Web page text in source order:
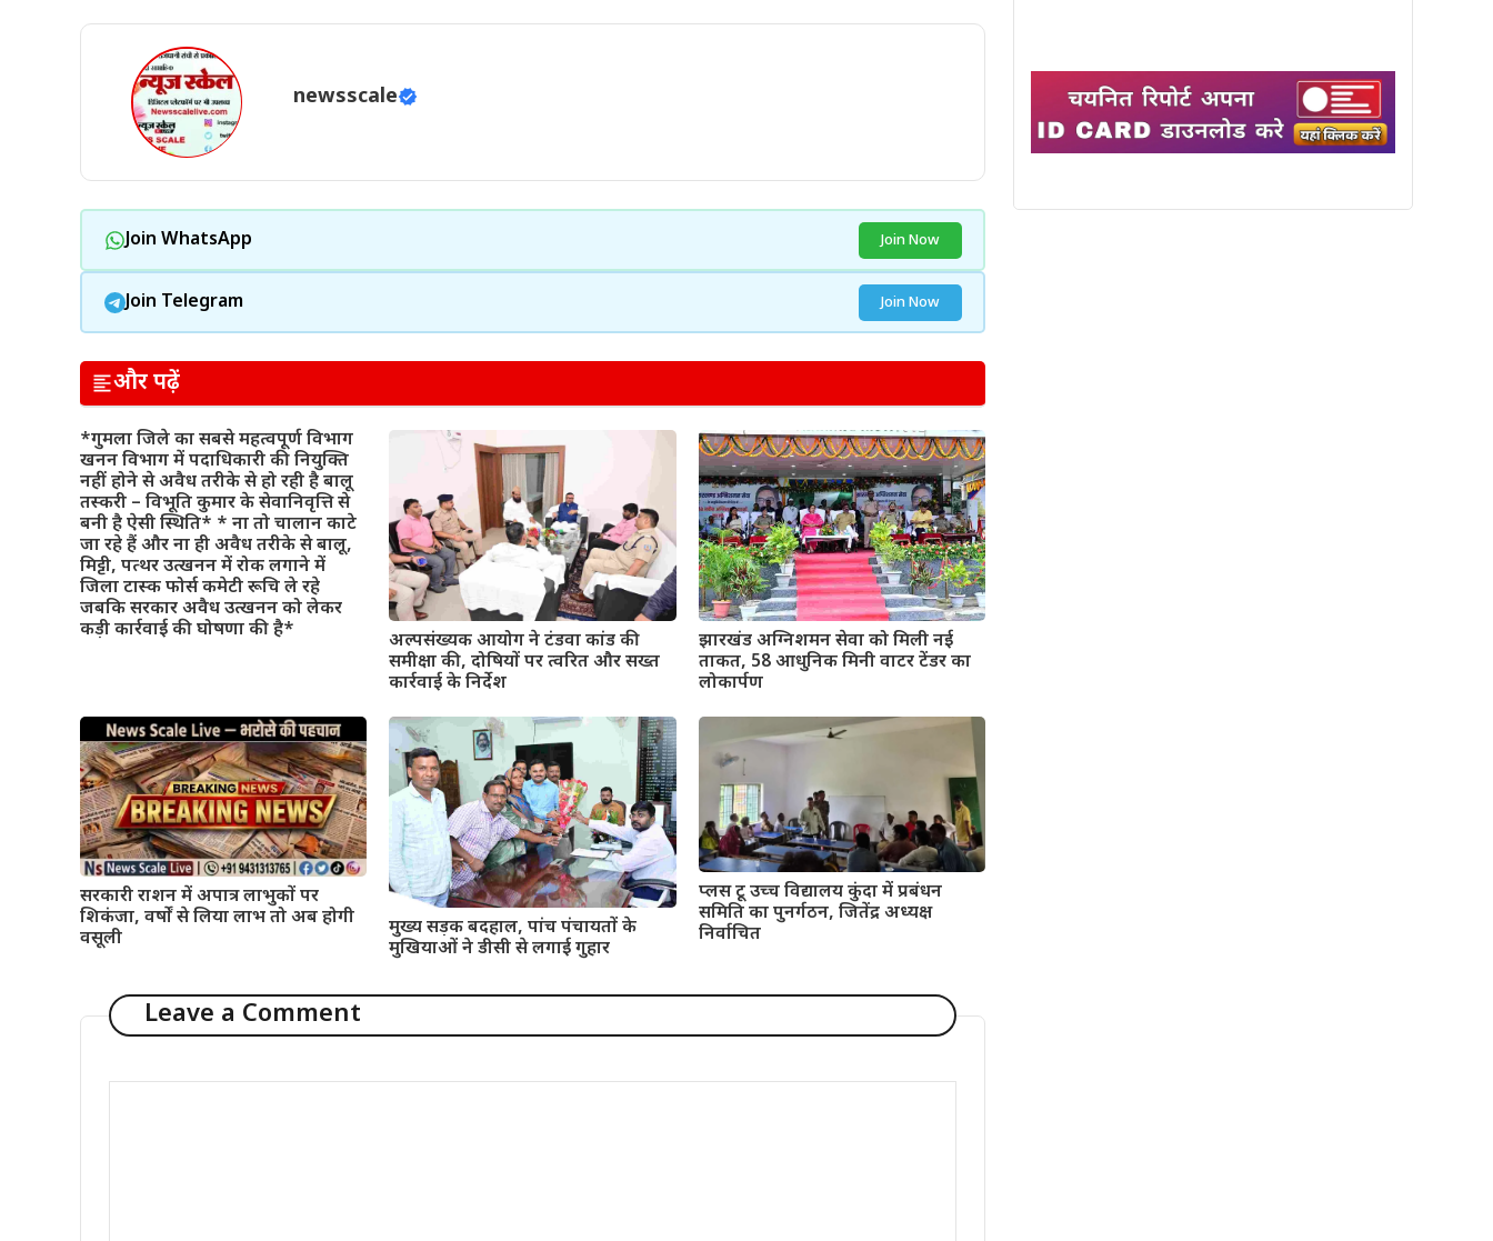
newsscale
Join WhatsApp Join Now
Join Telegram Join Now
और पढ़ें
*गुमला जिले का सबसे महत्वपूर्ण विभाग
खनन विभाग में पदाधिकारी की नियुक्ति
नहीं होने से अवैध तरीके से हो रही है बालू
तस्करी – विभूति कुमार के सेवानिवृत्ति से
बनी है ऐसी स्थिति* * ना तो चालान काटे
जा रहे हैं और ना ही अवैध तरीके से बालू,
मिट्टी, पत्थर उत्खनन में रोक लगाने में
जिला टास्क फोर्स कमेटी रूचि ले रहे
जबकि सरकार अवैध उत्खनन को लेकर
कड़ी कार्रवाई की घोषणा की है*
अल्पसंख्यक आयोग ने टंडवा कांड की
समीक्षा की, दोषियों पर त्वरित और सख्त
कार्रवाई के निर्देश
झारखंड अग्निशमन सेवा को मिली नई
ताकत, 58 आधुनिक मिनी वाटर टेंडर का
लोकार्पण
सरकारी राशन में अपात्र लाभुकों पर
शिकंजा, वर्षों से लिया लाभ तो अब होगी
वसूली
मुख्य सड़क बदहाल, पांच पंचायतों के
मुखियाओं ने डीसी से लगाई गुहार
प्लस टू उच्च विद्यालय कुंदा में प्रबंधन
समिति का पुनर्गठन, जितेंद्र अध्यक्ष
निर्वाचित
Leave a Comment